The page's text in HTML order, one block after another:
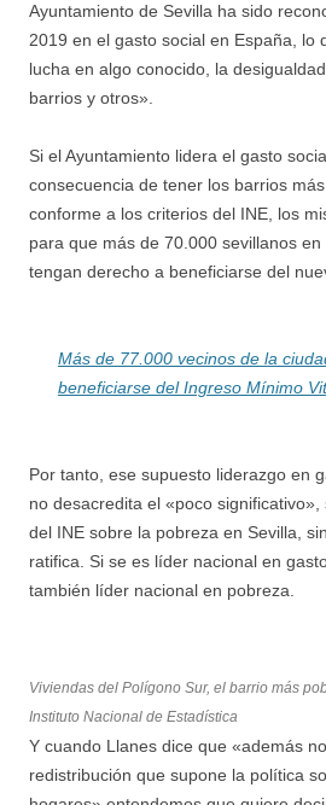
Ayuntamiento de Sevilla ha sido
2019 en el gasto social en España, lo
lucha en algo conocido, la
barrios y otros».
Si el Ayuntamiento lidera el gasto
consecuencia de tener los barrios
conforme a los criterios del INE, los
para que más de 70.000 sevillanos
tengan derecho a beneficiarse del
Más de 77.000 vecinos de la
beneficiarse del Ingreso Mínimo
Por tanto, ese supuesto liderazgo en
no desacredita el «poco
del INE sobre la pobreza en Sevilla,
ratifica. Si se es líder nacional en
también líder nacional en pobreza.
Viviendas del Polígono Sur, el barrio más
Instituto Nacional de Estadística
Y cuando Llanes dice que «además
redistribución que supone la política